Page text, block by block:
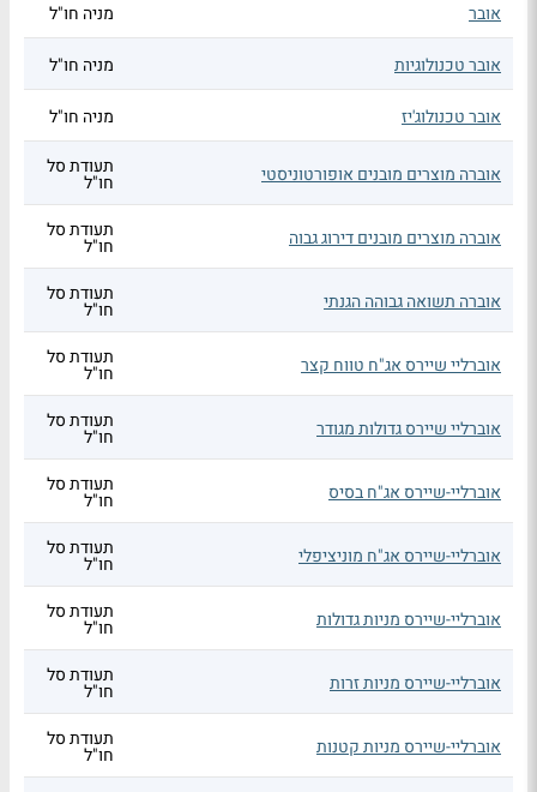
אובר מניה חו"ל
אובר טכנולוגיות מניה חו"ל
אובר טכנולוג'יז מניה חו"ל
אוברה מוצרים מובנים אופורטוניסטי תעודת סל
חו"ל
אוברה מוצרים מובנים דירוג גבוה תעודת סל
חו"ל
אוברה תשואה גבוהה הגנתי תעודת סל
חו"ל
אוברליי שיירס אג"ח טווח קצר תעודת סל
חו"ל
אוברליי שיירס גדולות מגודר תעודת סל
חו"ל
אוברליי-שיירס אג"ח בסיס תעודת סל
חו"ל
אוברליי-שיירס אג"ח מוניציפלי תעודת סל
חו"ל
אוברליי-שיירס מניות גדולות תעודת סל
חו"ל
אוברליי-שיירס מניות זרות תעודת סל
חו"ל
אוברליי-שיירס מניות קטנות תעודת סל
חו"ל